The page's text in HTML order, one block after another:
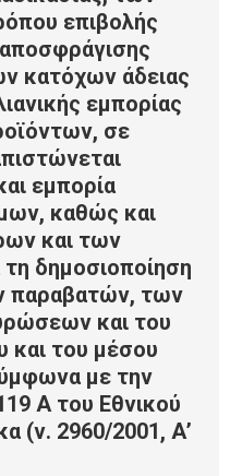
επιβολής
κατόχων άδειας
εμπορίας
σε
εμπορία
καθώς και
και των
δημοσιοποίηση
παραβατών, των
και του
και του μέσου
με την
Α του Εθνικού
(ν. 2960/2001, Α’